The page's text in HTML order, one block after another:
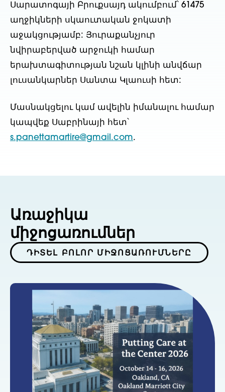
Սարատոգայի Բրուքսայդ ակումբում՝ 61475
աղջիկների սկաուտական ջոկատի
աջակցությամբ: Յուրաքանչյուր
նվիրաբերված արջուկի համար
երախտագիտության նշան կլինի անվճար
լուսանկարներ Սանտա Կլաուսի հետ:
Մասնակցելու կամ ավելին իմանալու համար
կապվեք Սաբրինայի հետ՝
s.panettamartire@gmail.com.
Առաջիկա
միջոցառումներ
ԴԻՏԵԼ ԲՈԼՈՐ ՄԻՋՈՑԱՌՈՒՄՆԵՐԸ